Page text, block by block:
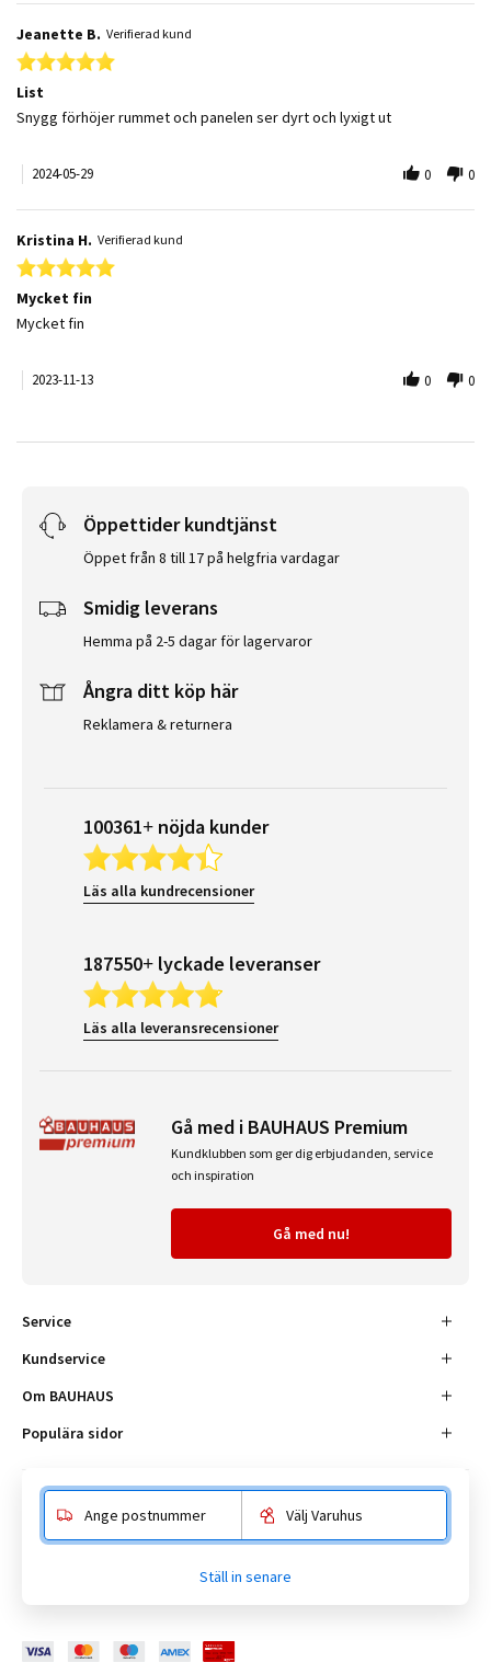
Jeanette B. Verifierad kund
5.0 star rating
List
Review by Jeanette B. on 29 May 2024
review stating List
Snygg förhöjer rummet och panelen ser dyrt och lyxigt ut
2024-05-29 0 0
Kristina H. Verifierad kund
5.0 star rating
Mycket fin
Review by Kristina H. on 13 Nov 2023
review stating Mycket fin
Mycket fin
2023-11-13 0 0
Öppettider kundtjänst
Öppet från 8 till 17 på helgfria vardagar
Smidig leverans
Hemma på 2-5 dagar för lagervaror
Ångra ditt köp här
Reklamera & returnera
100361+ nöjda kunder
Läs alla kundrecensioner
187550+ lyckade leveranser
Läs alla leveransrecensioner
Gå med i BAUHAUS Premium
Kundklubben som ger dig erbjudanden, service
och inspiration
Gå med nu!
Service
Kundservice
Om BAUHAUS
Populära sidor
Enköpingsvägen 41, 177 38 Järfälla.
Ange postnummer Välj Varuhus
Ställ in senare